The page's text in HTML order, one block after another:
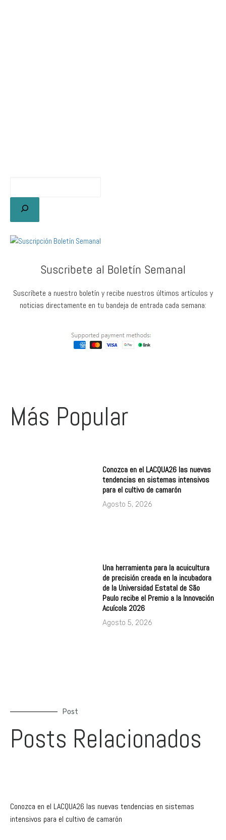
Suscribete al Boletín Semanal
Suscríbete a nuestro boletín y recibe nuestros últimos artículos y
noticias directamente en tu bandeja de entrada cada semana:
Más Popular
Conozca en el LACQUA26 las nuevas
tendencias en sistemas intensivos
para el cultivo de camarón
Agosto 5, 2026
Una herramienta para la acuicultura
de precisión creada en la incubadora
de la Universidad Estatal de São
Paulo recibe el Premio a la Innovación
Acuícola 2026
Agosto 5, 2026
Post
Posts Relacionados
Conozca en el LACQUA26 las nuevas tendencias en sistemas
intensivos para el cultivo de camarón